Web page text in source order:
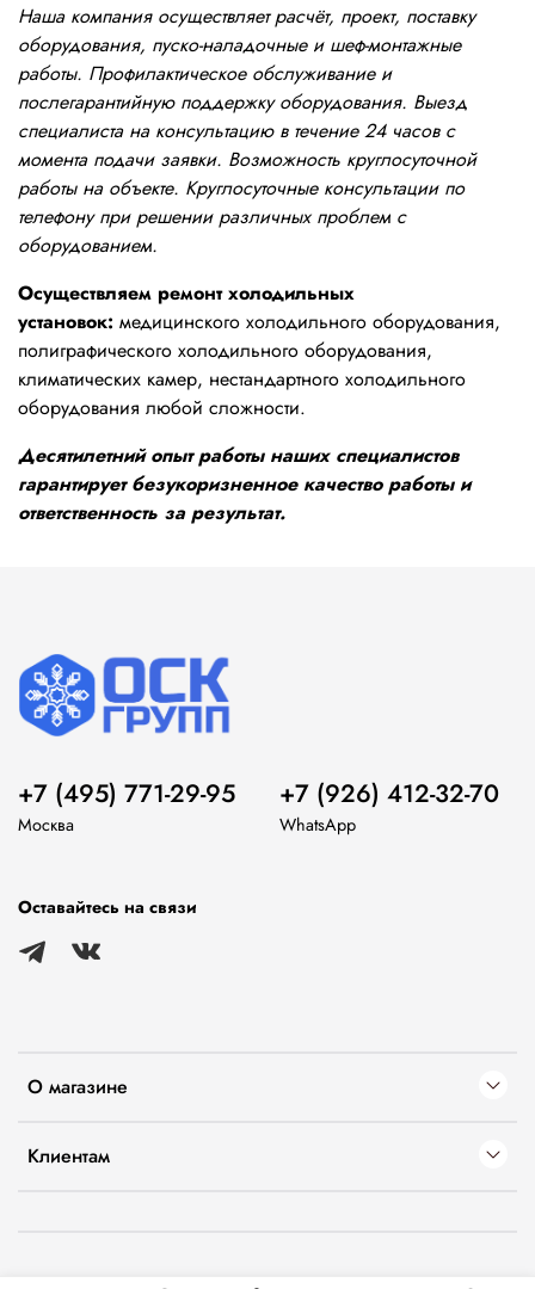
Наша компания осуществляет расчёт, проект, поставку
оборудования, пуско-наладочные и шеф-монтажные
работы. Профилактическое обслуживание и
послегарантийную поддержку оборудования. Выезд
специалиста на консультацию в течение 24 часов с
момента подачи заявки. Возможность круглосуточной
работы на объекте. Круглосуточные консультации по
телефону при решении различных проблем с
оборудованием.
Осуществляем ремонт холодильных
установок: медицинского холодильного оборудования,
полиграфического холодильного оборудования,
климатических камер, нестандартного холодильного
оборудования любой сложности.
Десятилетний опыт работы наших специалистов
гарантирует безукоризненное качество работы и
ответственность за результат.
О магазине
Клиентам
+7 (495) 771-29-95
Москва
+7 (926) 412-32-70
WhatsApp
Оставайтесь на связи